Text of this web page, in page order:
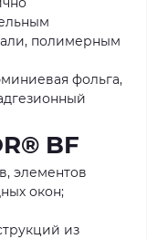
полимерным
фольга,
BF
элементов
окон;
из